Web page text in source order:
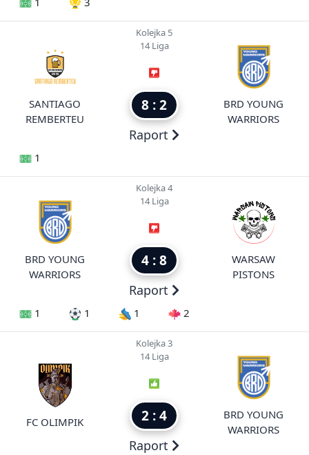
SANTIAGO
REMBERTEU
Kolejka 5
14 Liga
8 : 2
Raport
BRD YOUNG
WARRIORS
1
BRD YOUNG
WARRIORS
Kolejka 4
14 Liga
4 : 8
Raport
WARSAW
PISTONS
1 1 1 2
FC OLIMPIK
Kolejka 3
14 Liga
2 : 4
Raport
BRD YOUNG
WARRIORS